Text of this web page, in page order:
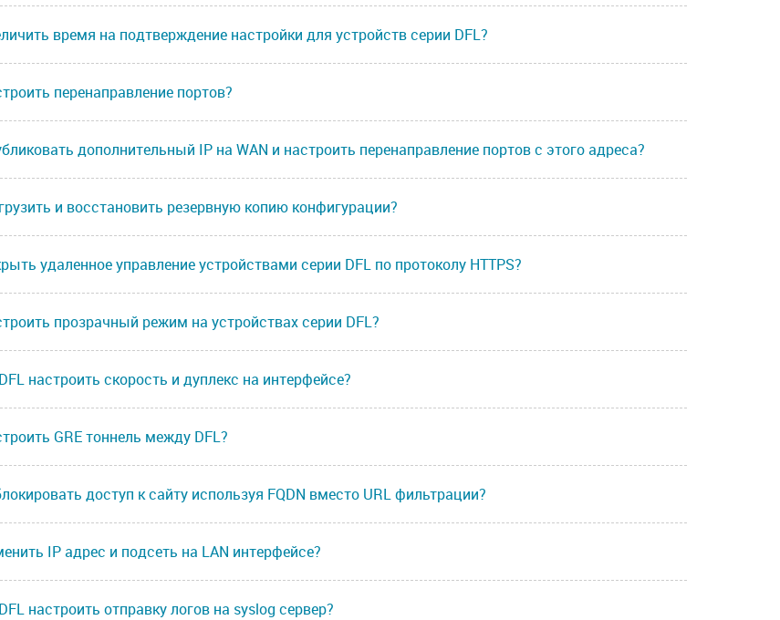
время на подтверждение настройки для устройств серии DFL?
перенаправление портов?
дополнительный IP на WAN и настроить перенаправление портов с этого адреса?
и восстановить резервную копию конфигурации?
удаленное управление устройствами серии DFL по протоколу HTTPS?
прозрачный режим на устройствах серии DFL?
настроить скорость и дуплекс на интерфейсе?
GRE тоннель между DFL?
доступ к сайту используя FQDN вместо URL фильтрации?
IP адрес и подсеть на LAN интерфейсе?
настроить отправку логов на syslog сервер?